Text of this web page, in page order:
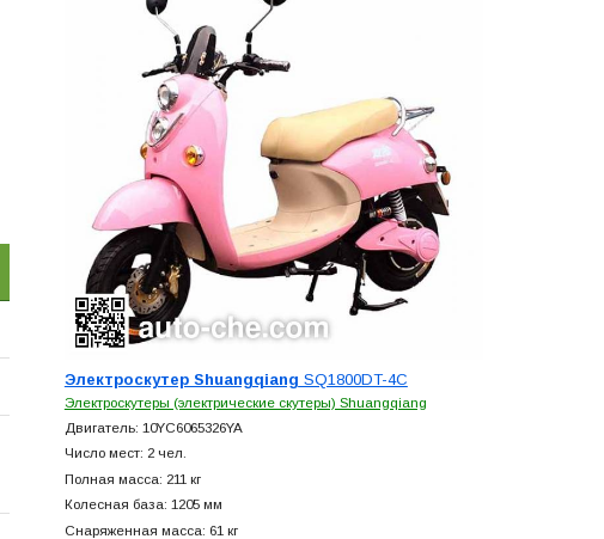
Электроскутер Shuangqiang SQ1800DT-4C
Электроскутеры (электрические скутеры) Shuangqiang
Двигатель: 10YC6065326YA
Число мест: 2 чел.
Полная масса: 211 кг
Колесная база: 1205 мм
Снаряженная масса: 61 кг